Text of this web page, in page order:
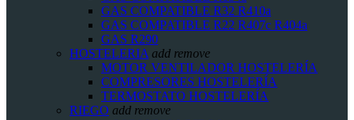
GAS COMPATIBLE R32 R410a
GAS COMPATIBLE R22 R407c R404a
GAS R290
HOSTELERIA add remove
MOTOR VENTILADOR HOSTELERÍA
COMPRESORES HOSTELERÍA
TERMOSTATO HOSTELERÍA
RIEGO add remove